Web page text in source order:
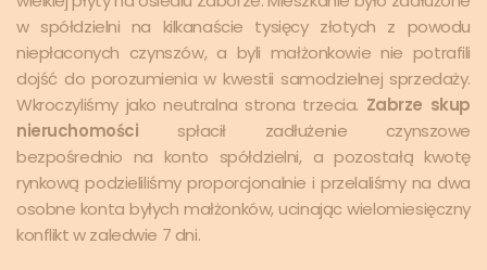
w spółdzielni na kilkanaście tysięcy złotych z powodu
niepłaconych czynszów, a byli małżonkowie nie potrafili
dojść do porozumienia w kwestii samodzielnej sprzedaży.
Wkroczyliśmy jako neutralna strona trzecia. Zabrze skup
nieruchomości spłacił zadłużenie czynszowe
bezpośrednio na konto spółdzielni, a pozostałą kwotę
rynkową podzieliliśmy proporcjonalnie i przelaliśmy na dwa
osobne konta byłych małżonków, ucinając wielomiesięczny
konflikt w zaledwie 7 dni.